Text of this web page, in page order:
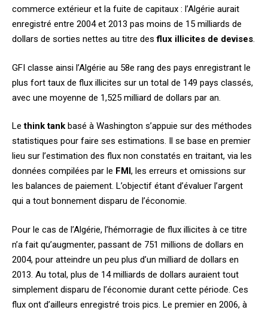
commerce extérieur et la fuite de capitaux : l’Algérie aurait
enregistré entre 2004 et 2013 pas moins de 15 milliards de
dollars de sorties nettes au titre desflux illicites de devises.
GFI classe ainsi l’Algérie au 58e rang des pays enregistrant le
plus fort taux de flux illicites sur un total de 149 pays classés,
avec une moyenne de 1,525 milliard de dollars par an.
Lethink tank basé à Washington s’appuie sur des méthodes
statistiques pour faire ses estimations. Il se base en premier
lieu sur l’estimation des flux non constatés en traitant, via les
données compilées par le FMI, les erreurs et omissions sur
les balances de paiement. L’objectif étant d’évaluer l’argent
qui a tout bonnement disparu de l’économie.
Pour le cas de l’Algérie, l’hémorragie de flux illicites à ce titre
n’a fait qu’augmenter, passant de 751 millions de dollars en
2004, pour atteindre un peu plus d’un milliard de dollars en
2013. Au total, plus de 14 milliards de dollars auraient tout
simplement disparu de l’économie durant cette période. Ces
flux ont d’ailleurs enregistré trois pics. Le premier en 2006, à